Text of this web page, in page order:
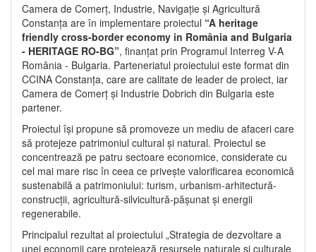
Camera de Comerț, Industrie, Navigație și Agricultură
Constanța are în implementare proiectul “A heritage
friendly cross-border economy in România and Bulgaria
- HERITAGE RO-BG”, finanțat prin Programul Interreg V-A
România - Bulgaria. Parteneriatul proiectului este format din
CCINA Constanța, care are calitate de leader de proiect, iar
Camera de Comerț și Industrie Dobrich din Bulgaria este
partener.
Proiectul își propune să promoveze un mediu de afaceri care
să protejeze patrimoniul cultural și natural. Proiectul se
concentrează pe patru sectoare economice, considerate cu
cel mai mare risc în ceea ce privește valorificarea economică
sustenabilă a patrimoniului: turism, urbanism-arhitectură-
construcții, agricultură-silvicultură-pășunat și energii
regenerabile.
Principalul rezultat al proiectului „Strategia de dezvoltare a
unei economii care protejează resursele naturale și culturale